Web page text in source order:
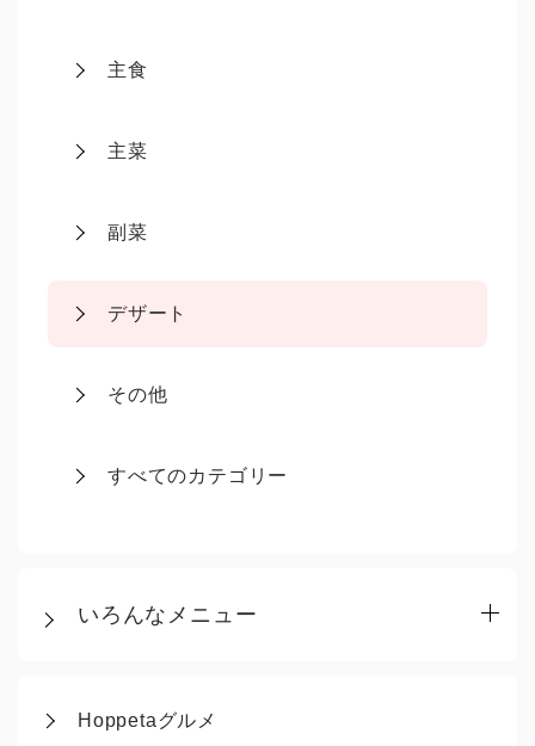
主食
主菜
副菜
デザート
その他
すべてのカテゴリー
いろんなメニュー
Hoppetaグルメ